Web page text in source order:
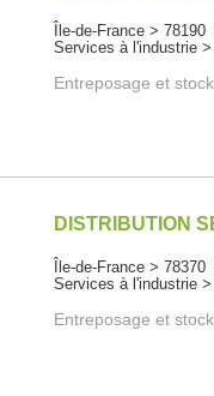
Île-de-France >
Services à l'industrie
Entreposage et
DISTRIBUTION
Île-de-France >
Services à l'industrie
Entreposage et